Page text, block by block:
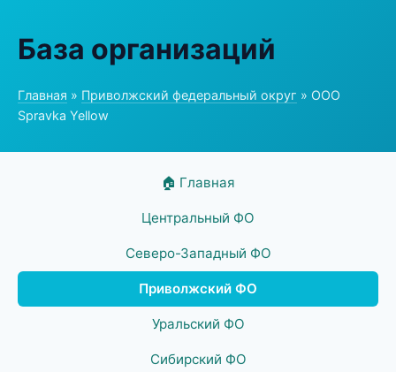
База организаций
Главная » Приволжский федеральный округ » ООО
Spravka Yellow
🏠 Главная
Центральный ФО
Северо-Западный ФО
Приволжский ФО
Уральский ФО
Сибирский ФО